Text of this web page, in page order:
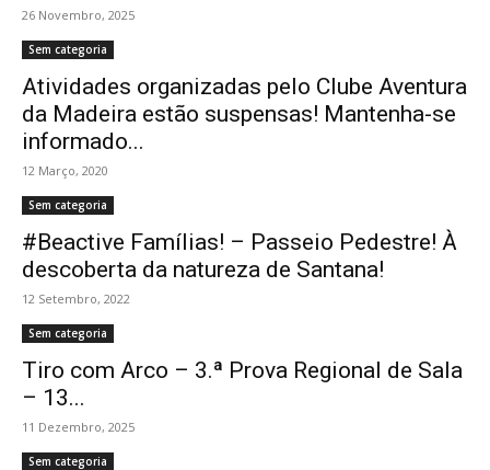
26 Novembro, 2025
Sem categoria
Atividades organizadas pelo Clube Aventura
da Madeira estão suspensas! Mantenha-se
informado...
12 Março, 2020
Sem categoria
#Beactive Famílias! – Passeio Pedestre! À
descoberta da natureza de Santana!
12 Setembro, 2022
Sem categoria
Tiro com Arco – 3.ª Prova Regional de Sala
– 13...
11 Dezembro, 2025
Sem categoria